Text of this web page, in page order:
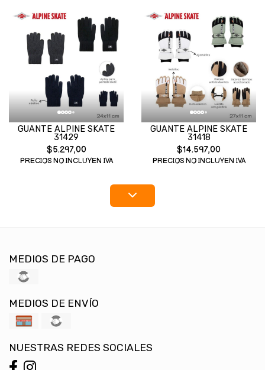
GUANTE ALPINE SKATE
31429
$5.297,00
PRECIOS NO INCLUYEN IVA
GUANTE ALPINE SKATE
31418
$14.597,00
PRECIOS NO INCLUYEN IVA
MEDIOS DE PAGO
MEDIOS DE ENVÍO
NUESTRAS REDES SOCIALES